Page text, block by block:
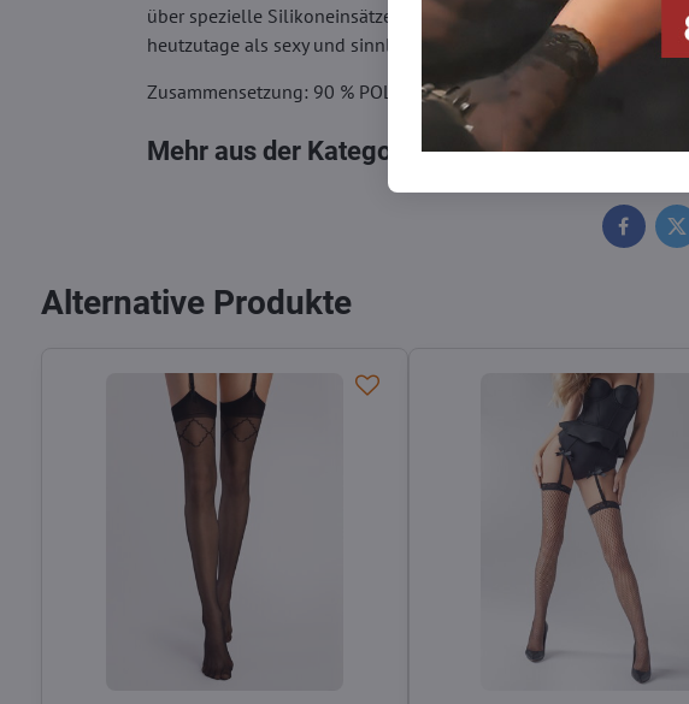
über spezielle Silikoneinsätze verfügen, wodurch die Strümpfe
heutzutage als sexy und sinnliche Unterwäsche, die Frauen
Zusammensetzung: 90 % POLYESTER, 10 % ELASTAN
Mehr aus der Kategorie Unterwäsche
Alternative Produkte